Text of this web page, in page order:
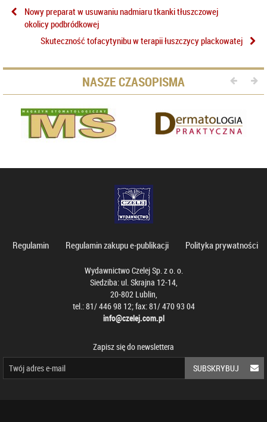
Nowy preparat w usuwaniu nadmiaru tkanki tłuszczowej
okolicy podbródkowej
Skuteczność tofacytynibu w terapii łuszczycy plackowatej
NASZE CZASOPISMA
Regulamin Regulamin zakupu e-publikacji Polityka prywatności
Wydawnictwo Czelej Sp. z o. o.
Siedziba: ul. Skrajna 12-14,
20-802 Lublin,
tel.: 81/ 446 98 12; fax: 81/ 470 93 04
info@czelej.com.pl
Zapisz się do newslettera
SUBSKRYBUJ